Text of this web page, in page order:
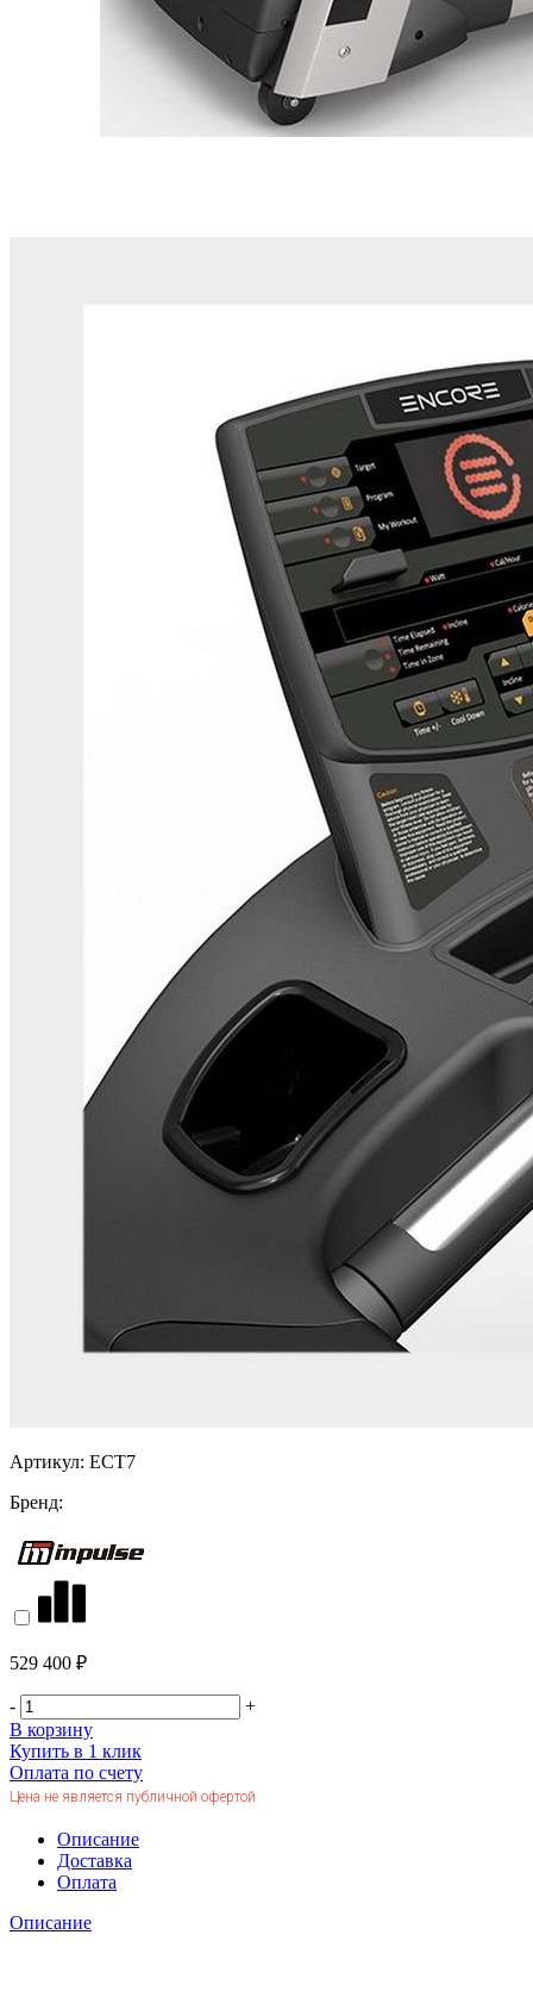
Артикул: ECT7
Бренд:
529 400 ₽
-
+
В корзину
Купить в 1 клик
Оплата по счету
Цена не является публичной офертой
Описание
Доставка
Оплата
Описание